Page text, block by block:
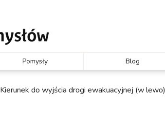
Pomysły Blog
Kierunek do wyjścia drogi ewakuacyjnej (w lewo)